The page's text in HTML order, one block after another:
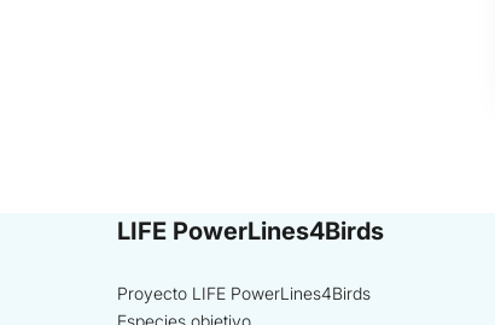
LIFE PowerLines4Birds
Proyecto LIFE PowerLines4Birds
Especies objetivo